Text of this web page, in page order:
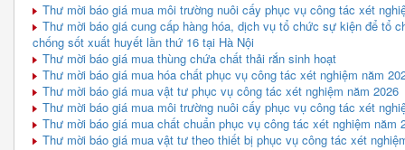
Thư mời báo giá mua môi trường nuôi cấy phục vụ công tác xét
Thư mời báo giá cung cấp hàng hóa, dịch vụ tổ chức sự kiện để tổ
chống sốt xuất huyết lần thứ 16 tại Hà Nội
Thư mời báo giá mua thùng chứa chất thải rắn sinh hoạt
Thư mời báo giá mua hóa chất phục vụ công tác xét nghiệm năm
Thư mời báo giá mua vật tư phục vụ công tác xét nghiệm năm 2026
Thư mời báo giá mua môi trường nuôi cấy phục vụ công tác xét
Thư mời báo giá mua chất chuẩn phục vụ công tác xét nghiệm năm
Thư mời báo giá mua vật tư theo thiết bị phục vụ công tác xét